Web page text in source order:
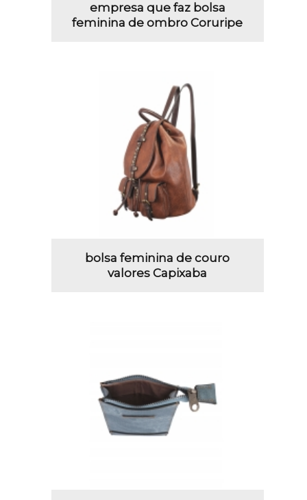
empresa que faz bolsa
feminina de ombro Coruripe
bolsa feminina de couro
valores Capixaba